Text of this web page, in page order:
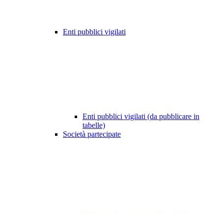
Enti pubblici vigilati
Enti pubblici vigilati (da pubblicare in
tabelle)
Società partecipate